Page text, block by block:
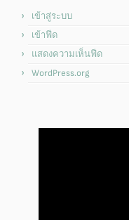
เข้าสู่ระบบ
เข้าฟีด
แสดงความเห็นฟีด
WordPress.org